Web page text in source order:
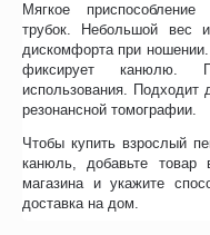
Мягкое
трубок. Небольшой вес
дискомфорта при
фиксирует канюлю.
использования. Подходит
резонансной томографии.
Чтобы купить взрослый
канюль, добавьте товар
магазина и укажите
доставка на дом.